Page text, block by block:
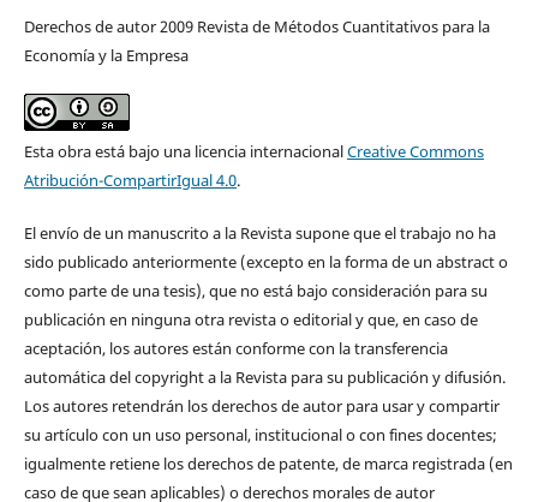
Derechos de autor 2009 Revista de Métodos Cuantitativos para la
Economía y la Empresa
Esta obra está bajo una licencia internacionalCreative Commons
Atribución-CompartirIgual 4.0.
El envío de un manuscrito a la Revista supone que el trabajo no ha
sido publicado anteriormente (excepto en la forma de un abstract o
como parte de una tesis), que no está bajo consideración para su
publicación en ninguna otra revista o editorial y que, en caso de
aceptación, los autores están conforme con la transferencia
automática del copyright a la Revista para su publicación y difusión.
Los autores retendrán los derechos de autor para usar y compartir
su artículo con un uso personal, institucional o con fines docentes;
igualmente retiene los derechos de patente, de marca registrada (en
caso de que sean aplicables) o derechos morales de autor